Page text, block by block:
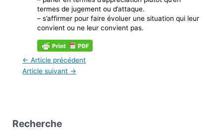
termes de jugement ou d’attaque.
– s’affirmer pour faire évoluer une situation qui leur
convient ou ne leur convient pas.
← Article précédent
Article suivant →
Recherche